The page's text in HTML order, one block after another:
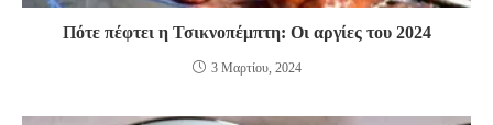
Πότε πέφτει η Τσικνοπέμπτη: Οι αργίες του 2024
3 Μαρτίου, 2024